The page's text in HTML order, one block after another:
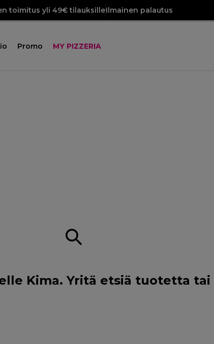
toimitus yli 49€ tilauksilleIlmainen palautus
Promo MY PIZZERIA
Kima. Yritä etsiä tuotetta tai